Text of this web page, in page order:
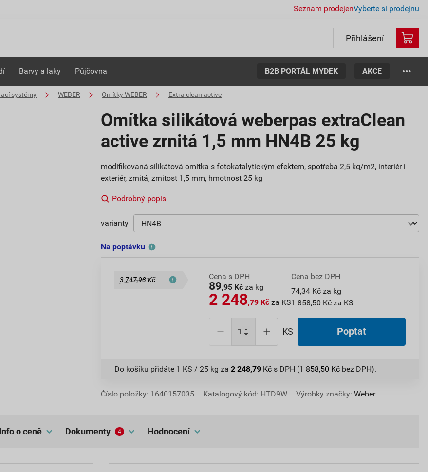
Seznam prodejenVyberte si prodejnu
Přihlášení
Barvy a laky Půjčovna B2B PORTÁL MYDEK AKCE
systémy WEBER Omítky WEBER Extra clean active
Omítka silikátová weberpas extraClean
active zrnitá 1,5 mm HN4B 25 kg
modifikovaná silikátová omítka s fotokatalytickým efektem, spotřeba 2,5 kg/m2, interiér i
exteriér, zrnitá, zrnitost 1,5 mm, hmotnost 25 kg
Podrobný popis
varianty
Na poptávku
3 747,98 Kč Cena s DPH
89,95 Kč za kg
2 248,79 Kč za KS
Cena bez DPH
74,34 Kč za kg
1 858,50 Kč za KS
KS Poptat
Do košíku přidáte 1 KS / 25 kg za 2 248,79 Kč s DPH (1 858,50 Kč bez DPH).
Číslo položky: 1640157035 Katalogový kód: HTD9W Výrobky značky: Weber
Info o ceně dokumenty 4 hodnocení